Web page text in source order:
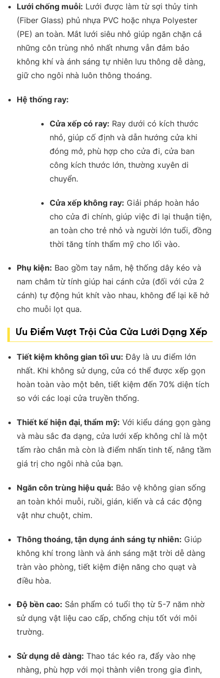
Lưới chống muỗi: Lưới được làm từ sợi thủy tinh
(Fiber Glass) phủ nhựa PVC hoặc nhựa Polyester
(PE) an toàn. Mắt lưới siêu nhỏ giúp ngăn chặn cả
những côn trùng nhỏ nhất nhưng vẫn đảm bảo
không khí và ánh sáng tự nhiên lưu thông dễ dàng,
giữ cho ngôi nhà luôn thông thoáng.
Hệ thống ray:
Cửa xếp có ray: Ray dưới có kích thước
nhỏ, giúp cố định và dẫn hướng cửa khi
đóng mở, phù hợp cho cửa đi, cửa ban
công kích thước lớn, thường xuyên di
chuyển.
Cửa xếp không ray: Giải pháp hoàn hảo
cho cửa đi chính, giúp việc đi lại thuận tiện,
an toàn cho trẻ nhỏ và người lớn tuổi, đồng
thời tăng tính thẩm mỹ cho lối vào.
Phụ kiện: Bao gồm tay nắm, hệ thống dây kéo và
nam châm từ tính giúp hai cánh cửa (đối với cửa 2
cánh) tự động hút khít vào nhau, không để lại kẽ hở
cho muỗi lọt qua.
Ưu Điểm Vượt Trội Của Cửa Lưới Dạng Xếp
Tiết kiệm không gian tối ưu: Đây là ưu điểm lớn
nhất. Khi không sử dụng, cửa có thể được xếp gọn
hoàn toàn vào một bên, tiết kiệm đến 70% diện tích
so với các loại cửa truyền thống.
Thiết kế hiện đại, thẩm mỹ: Với kiểu dáng gọn gàng
và màu sắc đa dạng, cửa lưới xếp không chỉ là một
tấm rào chắn mà còn là điểm nhấn tinh tế, nâng tầm
giá trị cho ngôi nhà của bạn.
Ngăn côn trùng hiệu quả: Bảo vệ không gian sống
an toàn khỏi muỗi, ruồi, gián, kiến và cả các động
vật như chuột, chim.
Thông thoáng, tận dụng ánh sáng tự nhiên: Giúp
không khí trong lành và ánh sáng mặt trời dễ dàng
tràn vào phòng, tiết kiệm điện năng cho quạt và
điều hòa.
Độ bền cao: Sản phẩm có tuổi thọ từ 5-7 năm nhờ
sử dụng vật liệu cao cấp, chống chịu tốt với môi
trường.
Sử dụng dễ dàng: Thao tác kéo ra, đẩy vào nhẹ
nhàng, phù hợp với mọi thành viên trong gia đình,